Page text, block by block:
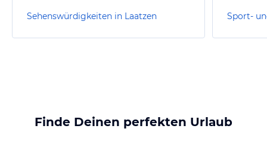
Sehenswürdigkeiten in Laatzen Sport-
Finde Deinen perfekten Urlaub